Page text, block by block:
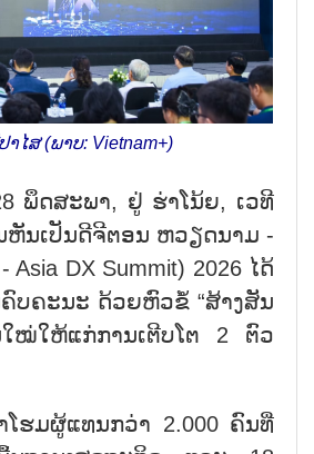
າໄສ (ພາບ: Vietnam+)
ພຶດ​ສະ​ພາ, ຢູ່ ຮ່າ​ໂນ້ຍ, ເວ​ທີ​
ຫັນ​ເປັນ​ດີ​ຈີ​ຕອນ ຫວຽດ​ນາມ -
Asia DX Summit) 2026 ໄດ້
ບ​ຄະ​ນະ ດ້ວຍ​ຫົວ​ຂໍ້ “ສ້າງ​ສັນ​
ໝ່​ໃຫ້​ແກ່​ການ​ເຕີບ​ໂຕ 2 ຕົວ​
າ​ໂຮມ​ຜູ້​ແທນກວ່າ 2.000 ຄົນ​ທີ່​